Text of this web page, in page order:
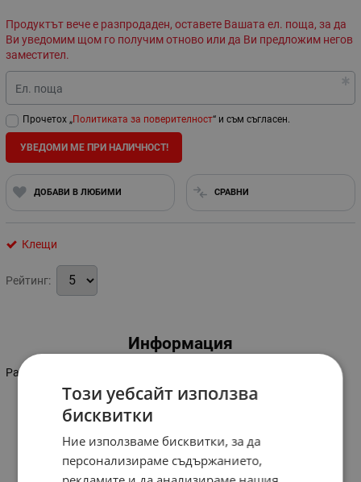
Продуктът вече е разпродаден, оставете Вашата ел. поща, за да
Ви уведомим щом го получим отново или да Ви предложим негов
заместител.
Ел. поща
Прочетох „Политиката за поверителност“ и съм съгласен.
УВЕДОМИ МЕ ПРИ НАЛИЧНОСТ!
ДОБАВИ В ЛЮБИМИ СРАВНИ
Клещи
Рейтинг:
Информация
Размер: 160 мм.
Този уебсайт използва
бисквитки
Ние използваме бисквитки, за да
персонализираме съдържанието,